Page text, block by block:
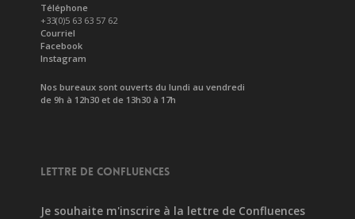
Téléphone
+33(0)5 63 63 57 62
Courriel
Facebook
Instagram
Nos bureaux sont ouverts du lundi au vendredi
de 9h à 12h30 et de 13h30 à 17h
LETTRE DE CONFLUENCES
Je souhaite m'inscrire à la lettre de Confluences